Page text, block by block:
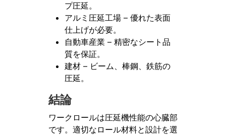
プ圧延。
アルミ圧延工場 – 優れた表面
仕上げが必要。
自動車産業 – 精密なシート品
質を保証。
建材 – ビーム、棒鋼、鉄筋の
圧延。
結論
ワークロールは圧延機性能の心臓部
です。適切なロール材料と設計を選